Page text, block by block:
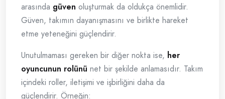
arasında güven oluşturmak da oldukça önemlidir.
Güven, takımın dayanışmasını ve birlikte hareket
etme yeteneğini güçlendirir.
Unutulmaması gereken bir diğer nokta ise, her
oyuncunun rolünü net bir şekilde anlamasıdır. Takım
içindeki roller, iletişimi ve işbirliğini daha da
güçlendirir. Örneğin: